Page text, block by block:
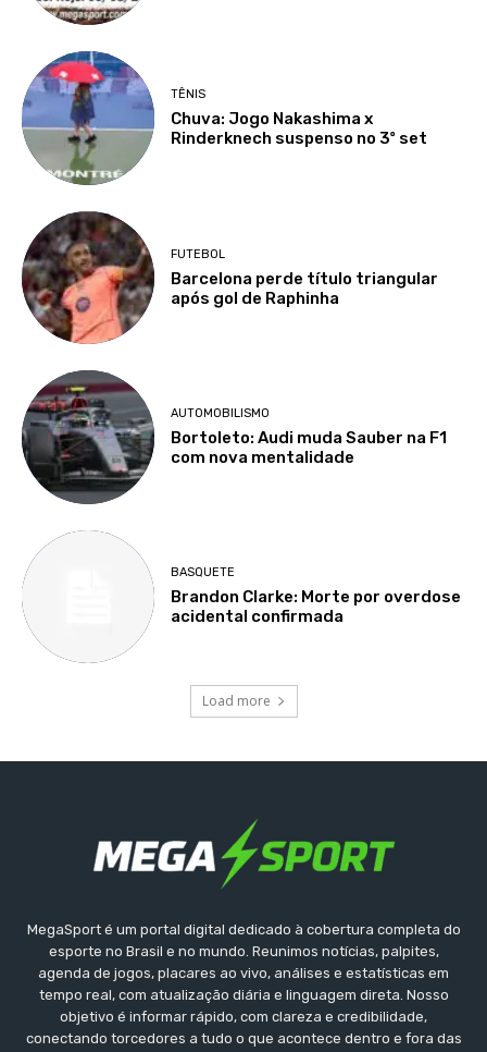
TÊNIS
Chuva: Jogo Nakashima x
Rinderknech suspenso no 3º set
FUTEBOL
Barcelona perde título triangular
após gol de Raphinha
AUTOMOBILISMO
Bortoleto: Audi muda Sauber na F1
com nova mentalidade
BASQUETE
Brandon Clarke: Morte por overdose
acidental confirmada
Load more
MegaSport é um portal digital dedicado à cobertura completa do
esporte no Brasil e no mundo. Reunimos notícias, palpites,
agenda de jogos, placares ao vivo, análises e estatísticas em
tempo real, com atualização diária e linguagem direta. Nosso
objetivo é informar rápido, com clareza e credibilidade,
conectando torcedores a tudo o que acontece dentro e fora das